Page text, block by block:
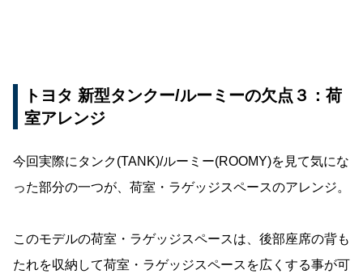
トヨタ 新型タンクー/ルーミーの欠点３：荷
室アレンジ
今回実際にタンク(TANK)/ルーミー(ROOMY)を見て気にな
った部分の一つが、荷室・ラゲッジスペースのアレンジ。
このモデルの荷室・ラゲッジスペースは、後部座席の背も
たれを収納して荷室・ラゲッジスペースを広くする事が可